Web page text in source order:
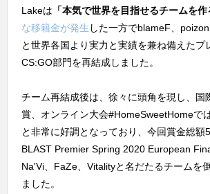
Lakeは 「本気で世界を目指せるチームを作
な移籍金が発生 した一方でblameF、
と世界各国より実力と実績を兼ね備えたプ
CS:GO部門を再結成しました。
チーム再結成後は、徐々に頭角を現し、国
賞、オンライン大会#HomeSweetHomeで
と非常に好調となっており、今回賞金総額
BLAST Premier Spring 2020 European
Na'Vi、FaZe、Vitalityと名だたるチームを
ました。